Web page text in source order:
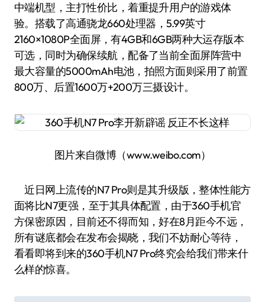
中端机型，主打性价比，着重提升用户的游戏体
验。搭载了高通骁龙660处理器，5.99英寸
2160×1080P全面屏，有4GB和6GB两种大运存版本
可选，同时为确保续航，配备了当前全面屏阵营中
最大容量的5000mAh电池，拍照方面则采用了前置
800万、后置1600万+200万三摄设计。
图片来自微博（www.weibo.com）
近日网上流传的N7 Pro则是其升级版，整体性能方
面将比N7更强，至于其具体配置，由于360手机官
方保密原因，目前还不得而知，好在8月距今不远，
所有谜底都会在发布会揭晓，我们不妨耐心等待，
看看即将到来的360手机N7 Pro终究会给我们带来什
么样的惊喜。